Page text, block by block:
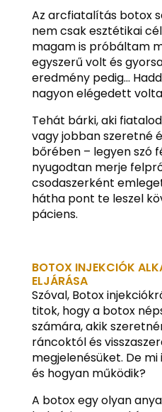
Az arcfiatalítás botox
nem csak esztétikai
magam is próbáltam
egyszerű volt és
eredmény pedig…
nagyon elégedett
Tehát bárki, aki
vagy jobban szeretné
bőrében – legyen szó
nyugodtan merje
csodaszerként
hátha pont te leszel
páciens.
BOTOX INJEKCIÓK
ELJÁRÁSA
Szóval, Botox
titok, hogy a botox
számára, akik
ráncoktól és
megjelenésüket. De
és hogyan működik?
A botox egy olyan